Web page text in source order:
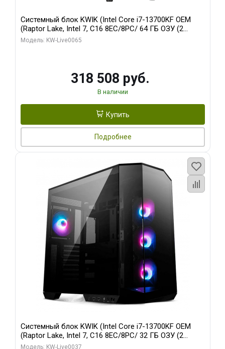
Системный блок KWIK (Intel Core i7-13700KF OEM
(Raptor Lake, Intel 7, C16 8EC/8PC/ 64 ГБ ОЗУ (2
модуля)/ ASUS RTX5080 PROART OC 16GB GDDR7
Модель: KW-Live0065
318 508 руб.
В наличии
Купить
Подробнее
Системный блок KWIK (Intel Core i7-13700KF OEM
(Raptor Lake, Intel 7, C16 8EC/8PC/ 32 ГБ ОЗУ (2
модуля)/ Gigabyte RTX5070 AERO OC 12GB GDDR7
Модель: KW-Live0037